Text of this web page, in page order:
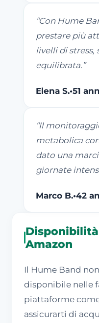
“Con Hume
prestare più
livelli di
equilibrata. ”
Elena S.•51
“Il
metabolica
dato una
giornate
Marco B.•42
Amazon
Il Hume Band
disponibile nelle
piattaforme
assicurarti di